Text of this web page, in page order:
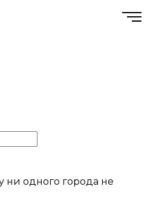
ни одного города не